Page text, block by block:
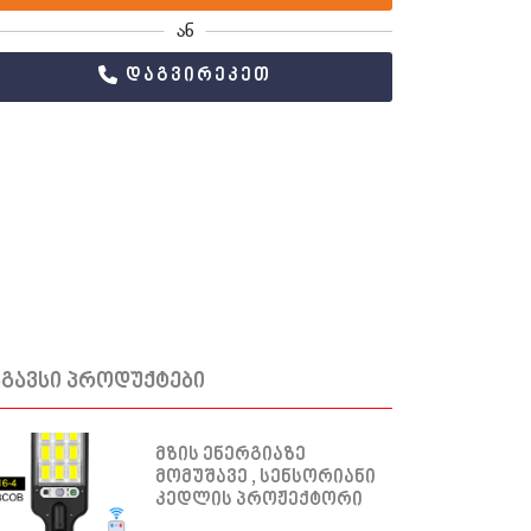
ან
დაგვირეკეთ
პროდუქტები
მზის ენერგიაზე
მომუშავე , სენსორიანი
კედლის პროჟექტორი